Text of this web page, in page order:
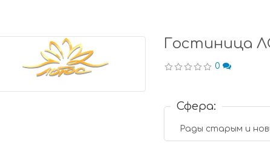
Гостиница
0
Сфера:
Рады старым и